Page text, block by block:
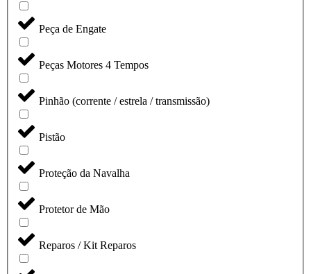
Peça de Engate
Peças Motores 4 Tempos
Pinhão (corrente / estrela / transmissão)
Pistão
Proteção da Navalha
Protetor de Mão
Reparos / Kit Reparos